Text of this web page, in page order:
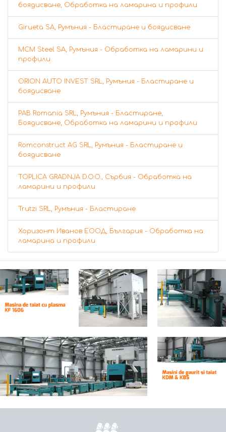
боядисване, Обработка на ламарина и профили
Girueta SA, Румъния - Бластиране и боядисване
MCM Steel SA, Румъния - Обработка на ламарини и
профили
ORION AUTO INVEST SRL, Румъния - Бластиране и
боядисване
PAB Romania SRL, Румъния - Бластиране,
Боядисване, Обработка на ламарини и профили
Romconstruct AG SRL, Румъния - Бластиране и
боядисване
TOPLICA GRADNJA D.O.O., Сърбия - Обработка на
ламарини и профили
Trutzi SRL, Румъния - Бластиране
Хоризонт Иванов ЕООД, България - Обработка на
ламарина и профили